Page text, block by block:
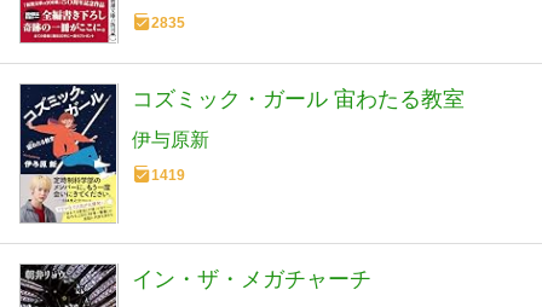
2835
コズミック・ガール 宙わたる教室
伊与原新
1419
イン・ザ・メガチャーチ